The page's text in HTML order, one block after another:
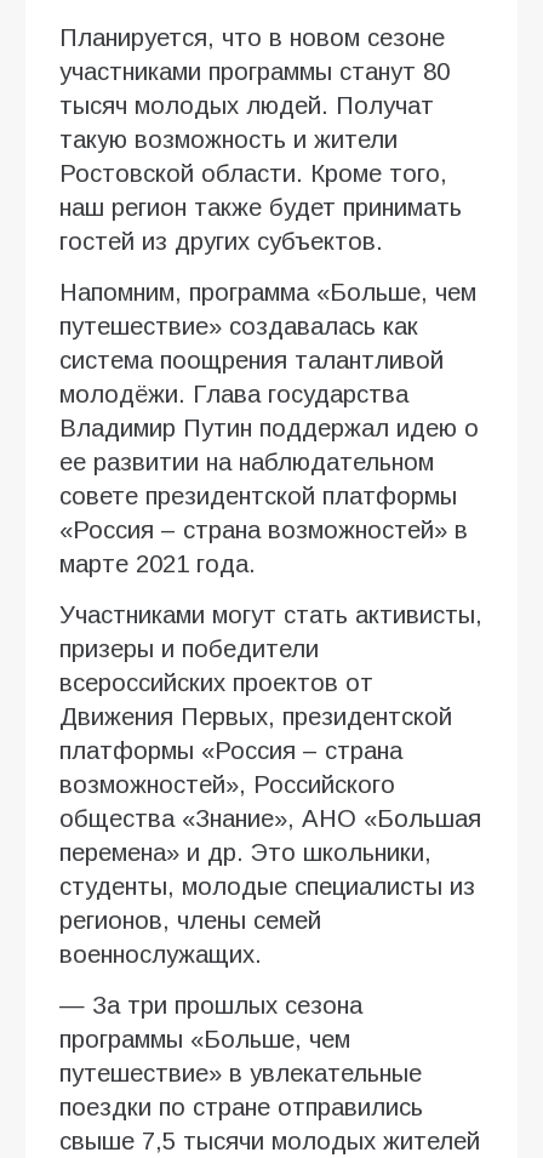
Планируется, что в новом сезоне
участниками программы станут 80
тысяч молодых людей. Получат
такую возможность и жители
Ростовской области. Кроме того,
наш регион также будет принимать
гостей из других субъектов.
Напомним, программа «Больше, чем
путешествие» создавалась как
система поощрения талантливой
молодёжи. Глава государства
Владимир Путин поддержал идею о
ее развитии на наблюдательном
совете президентской платформы
«Россия – страна возможностей» в
марте 2021 года.
Участниками могут стать активисты,
призеры и победители
всероссийских проектов от
Движения Первых, президентской
платформы «Россия – страна
возможностей», Российского
общества «Знание», АНО «Большая
перемена» и др. Это школьники,
студенты, молодые специалисты из
регионов, члены семей
военнослужащих.
— За три прошлых сезона
программы «Больше, чем
путешествие» в увлекательные
поездки по стране отправились
свыше 7,5 тысячи молодых жителей